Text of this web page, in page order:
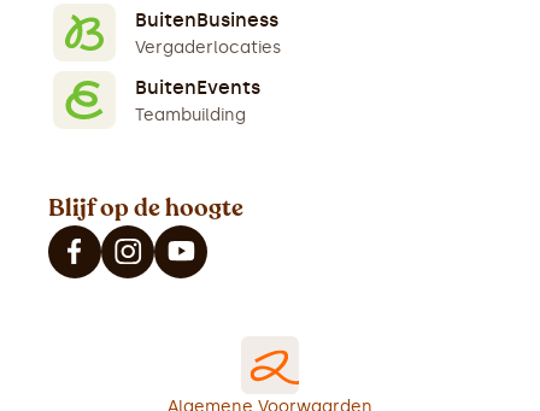
BuitenBusiness
Vergaderlocaties
BuitenEvents
Teambuilding
Blijf op de hoogte